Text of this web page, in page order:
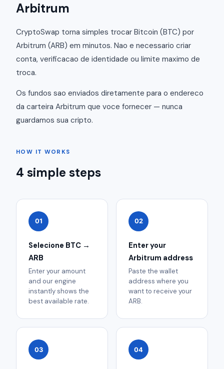
Arbitrum
CryptoSwap torna simples trocar Bitcoin (BTC) por
Arbitrum (ARB) em minutos. Nao e necessario criar
conta, verificacao de identidade ou limite maximo de
troca.
Os fundos sao enviados diretamente para o endereco
da carteira Arbitrum que voce fornecer — nunca
guardamos sua cripto.
HOW IT WORKS
4 simple steps
01
Selecione BTC →
ARB
Enter your amount
and our engine
instantly shows the
best available rate.
02
Enter your
Arbitrum address
Paste the wallet
address where you
want to receive your
ARB.
03 04